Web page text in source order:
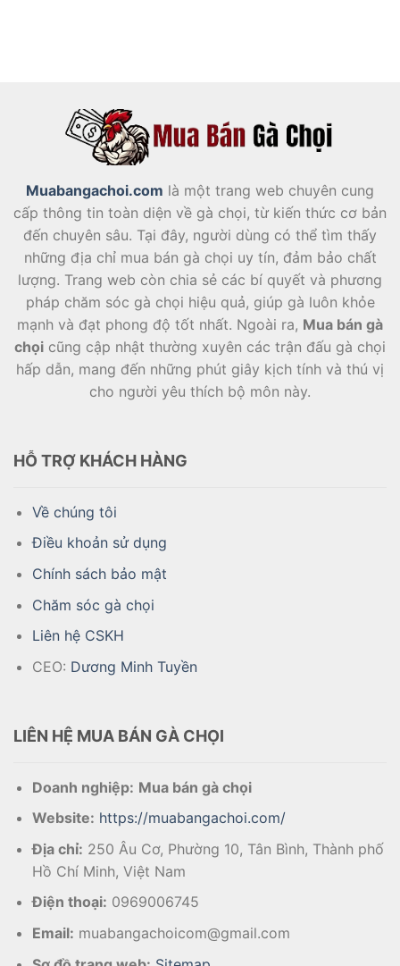
Muabangachoi.com là một trang web chuyên cung
cấp thông tin toàn diện về gà chọi, từ kiến thức cơ bản
đến chuyên sâu. Tại đây, người dùng có thể tìm thấy
những địa chỉ mua bán gà chọi uy tín, đảm bảo chất
lượng. Trang web còn chia sẻ các bí quyết và phương
pháp chăm sóc gà chọi hiệu quả, giúp gà luôn khỏe
mạnh và đạt phong độ tốt nhất. Ngoài ra, Mua bán gà
chọi cũng cập nhật thường xuyên các trận đấu gà chọi
hấp dẫn, mang đến những phút giây kịch tính và thú vị
cho người yêu thích bộ môn này.
HỖ TRỢ KHÁCH HÀNG
Về chúng tôi
Điều khoản sử dụng
Chính sách bảo mật
Chăm sóc gà chọi
Liên hệ CSKH
CEO: Dương Minh Tuyền
LIÊN HỆ MUA BÁN GÀ CHỌI
Doanh nghiệp: Mua bán gà chọi
Website: https://muabangachoi.com/
Địa chỉ: 250 Âu Cơ, Phường 10, Tân Bình, Thành phố
Hồ Chí Minh, Việt Nam
Điện thoại: 0969006745
Email: muabangachoicom@gmail.com